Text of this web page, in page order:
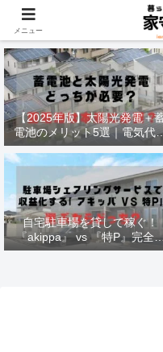
材木
【2025年版】太陽光発電＋
電池のメリット5選｜電気代
減・停電対策も徹底解説
自宅駐車場を貸して稼ぐ！
『akippa』 vs 『特P』完全
較で最適な選択法
メニュー